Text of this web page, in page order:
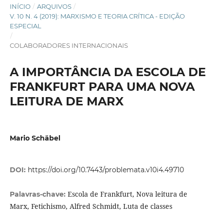
INÍCIO / ARQUIVOS /
V. 10 N. 4 (2019): MARXISMO E TEORIA CRÍTICA - EDIÇÃO
ESPECIAL
/
COLABORADORES INTERNACIONAIS
A IMPORTÂNCIA DA ESCOLA DE
FRANKFURT PARA UMA NOVA
LEITURA DE MARX
Mario Schäbel
DOI: https://doi.org/10.7443/problemata.v10i4.49710
Palavras-chave: Escola de Frankfurt, Nova leitura de
Marx, Fetichismo, Alfred Schmidt, Luta de classes